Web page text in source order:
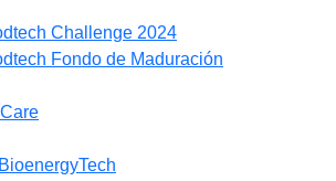
Challenge 2024
Fondo de Maduración